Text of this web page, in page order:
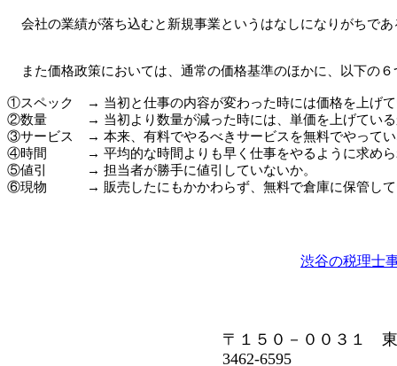
会社の業績が落ち込むと新規事業というはなしになりがちで
また価格政策においては、通常の価格基準のほかに、以下の
①スペック → 当初と仕事の内容が変わった時には価格を上げて
②数量 → 当初より数量が減った時には、単価を上げている
③サービス → 本来、有料でやるべきサービスを無料でやってい
④時間 → 平均的な時間よりも早く仕事をやるように求め
⑤値引 → 担当者が勝手に値引していないか。
⑥現物 → 販売したにもかかわらず、無料で倉庫に保管し
渋谷の税理士
渋谷の会計
〒１５０－００３１
3462-6595